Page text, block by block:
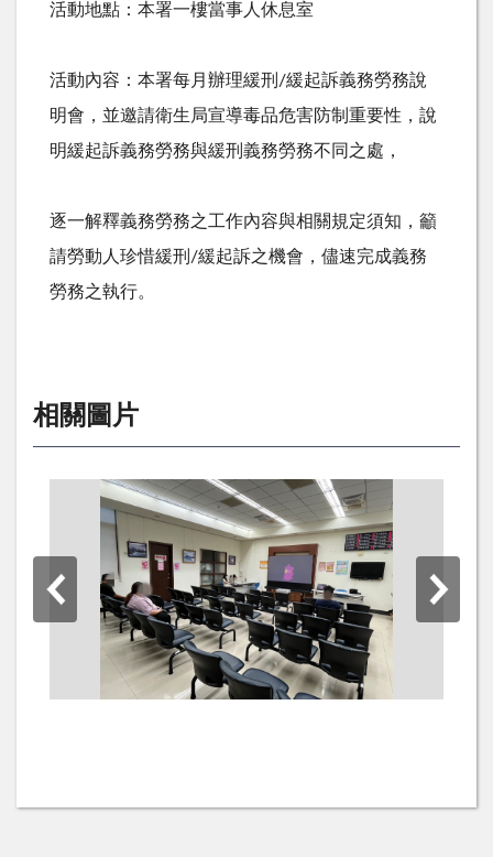
活動地點：本署一樓當事人休息室
活動內容：本署每月辦理緩刑/緩起訴義務勞務說
明會，並邀請衛生局宣導毒品危害防制重要性，說
明緩起訴義務勞務與緩刑義務勞務不同之處，
逐一解釋義務勞務之工作內容與相關規定須知，籲
請勞動人珍惜緩刑/緩起訴之機會，儘速完成義務
勞務之執行。
相關圖片